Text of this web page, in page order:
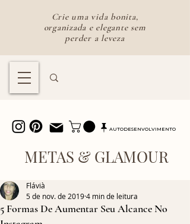
Crie uma vida bonita,
organizada e elegante sem
perder a leveza
AUTODESENVOLVIMENTO
METAS & GLAMOUR
5 Formas De Aumentar Seu Alcance No
Flávià
5 de nov. de 20194 min de leitura